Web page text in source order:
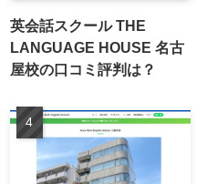
英会話スクール THE
LANGUAGE HOUSE 名古
屋校の口コミ評判は？